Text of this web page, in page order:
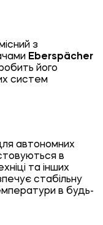
з
Eberspächer
його
систем
автономних
в
та інших
стабільну
в будь-